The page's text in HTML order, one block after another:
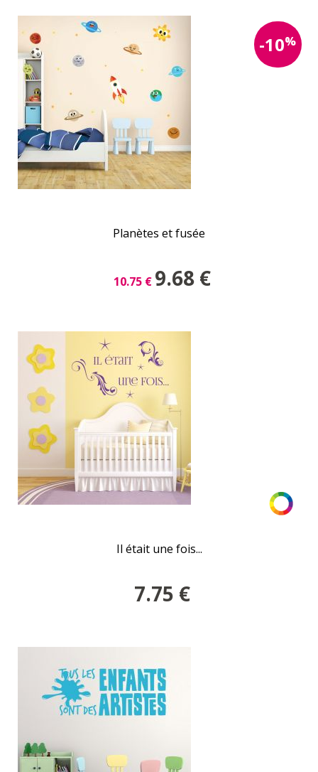
-10%
Planètes et fusée
10.75 € 9.68 €
Il était une fois...
7.75 €